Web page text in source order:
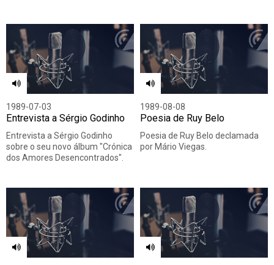
1989-07-03
Entrevista a Sérgio Godinho
Entrevista a Sérgio Godinho
sobre o seu novo álbum "Crónica
dos Amores Desencontrados".
1989-08-08
Poesia de Ruy Belo
Poesia de Ruy Belo declamada
por Mário Viegas.